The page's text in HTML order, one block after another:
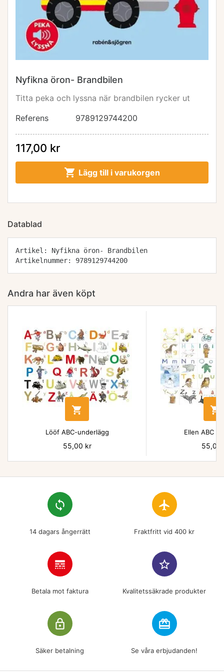
Nyfikna öron- Brandbilen
Titta peka och lyssna när brandbilen rycker ut
Referens
9789129744200
117,00 kr
 Lägg till i varukorgen
Datablad
Artikel: Nyfikna öron- Brandbilen
Artikelnummer: 9789129744200
Andra har även köpt

Lööf ABC-underlägg
Pris
55,00 kr

Ellen ABC
Pris
55,00
loop
14 dagars ångerrätt
flight
Fraktfritt vid 400 kr
line_style
Betala mot faktura
star_border
Kvalitetssäkrade produkter
lock_outline
Säker betalning
redeem
Se våra erbjudanden!